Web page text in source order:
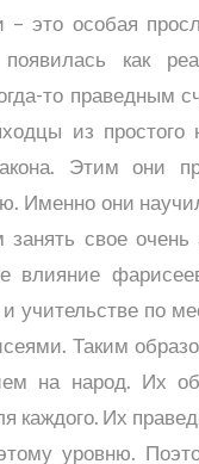
это особая
как
то праведным
из простого
Этим они
Именно они
свое
влияние
учительстве по
Таким
на народ. Их
каждого. Их
уровню.